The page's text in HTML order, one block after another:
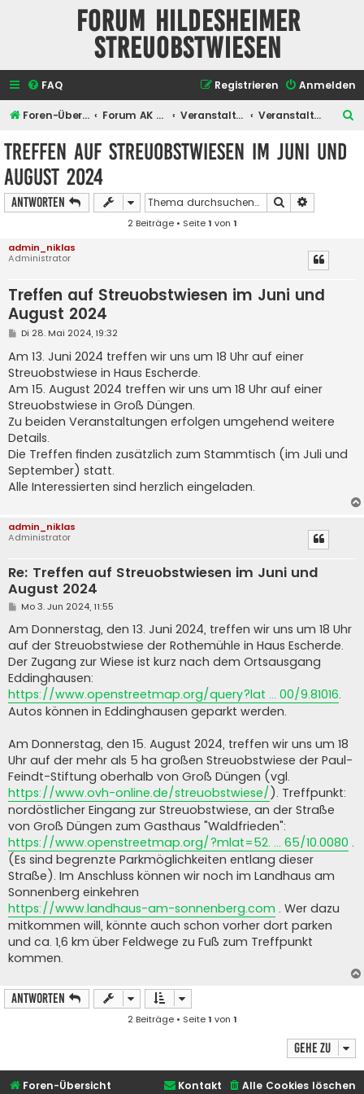
Forum Hildesheimer
Streuobstwiesen
FAQ Anmelden
Registrieren
Foren-Übersicht Forum AK Hildesheimer Streuobstwiesen Veranstaltungen Veranstaltungen des Arbeitskreises
Treffen auf Streuobstwiesen im Juni und
August 2024
Antworten Suche
2 Beiträge • Seite1 von 1
admin_niklas
Administrator
Treffen auf Streuobstwiesen im Juni und
August 2024
B
i
t
r
a
g
Di 28. Mai 2024, 19:32
Am 13. Juni 2024 treffen wir uns um 18 Uhr auf einer
Streuobstwiese in Haus Escherde.
Am 15. August 2024 treffen wir uns um 18 Uhr auf einer
Streuobstwiese in Groß Düngen.
Zu beiden Veranstaltungen erfolgen umgehend weitere
Details.
Die Treffen finden zusätzlich zum Stammtisch (im Juli und
September) statt.
Alle Interessierten sind herzlich eingeladen.
admin_niklas
Administrator
Re: Treffen auf Streuobstwiesen im Juni und
August 2024
B
i
t
r
a
g
Mo 3. Jun 2024, 11:55
Am Donnerstag, den 13. Juni 2024, treffen wir uns um 18 Uhr
auf der Streuobstwiese der Rothemühle in Haus Escherde.
Der Zugang zur Wiese ist kurz nach dem Ortsausgang
Eddinghausen:
https://www.openstreetmap.org/query?lat ... 00/9.81016.
Autos können in Eddinghausen geparkt werden.
Am Donnerstag, den 15. August 2024, treffen wir uns um 18
Uhr auf der mehr als 5 ha großen Streuobstwiese der Paul-
Feindt-Stiftung oberhalb von Groß Düngen (vgl.
https://www.ovh-online.de/streuobstwiese/ ). Treffpunkt:
nordöstlicher Eingang zur Streuobstwiese, an der Straße
von Groß Düngen zum Gasthaus "Waldfrieden":
https://www.openstreetmap.org/?mlat=52. ... 65/10.0080 .
(Es sind begrenzte Parkmöglichkeiten entlang dieser
Straße). Im Anschluss können wir noch im Landhaus am
Sonnenberg einkehren
https://www.landhaus-am-sonnenberg.com . Wer dazu
mitkommen will, könnte auch schon vorher dort parken
und ca. 1,6 km über Feldwege zu Fuß zum Treffpunkt
kommen.
Antworten
2 Beiträge • Seite1 von 1
Gehe zu
Foren-Übersicht Alle Cookies löschen
Kontakt